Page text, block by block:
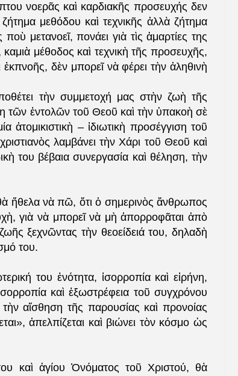
νοερᾶς καὶ καρδιακῆς προσευχής δεν
μεθόδου καὶ τεχνικῆς ἀλλὰ ζήτημα
μετανοεῖ, πονάει γιὰ τὶς ἁμαρτίες της
μέθοδος καὶ τεχνικὴ τῆς προσευχῆς,
δὲν μπορεῖ νὰ φέρει τὴν ἀληθινὴ
τὴν συμμετοχή μας στὴν ζωὴ τῆς
τῶν ἐντολῶν τοῦ Θεοῦ καὶ τὴν ὑπακοὴ σὲ
ἀτομικιστικὴ – ἰδιωτικὴ προσέγγιση τοῦ
λαμβάνει τὴν Χάρι τοῦ Θεοῦ καὶ
του βέβαια συνεργασία καὶ θέληση, τὴν
ἤθελα νὰ πῶ, ὄτι ὁ σημερινὸς ἄνθρωπος
γιὰ νὰ μπορεῖ νὰ μὴ ἀπορροφᾶται ἀπὸ
ξεχνῶντας τὴν θεοείδειά του, δηλαδὴ
του.
του ἑνότητα, ἰσορροπία καὶ εἰρήνη,
καὶ ἐξωστρέφεια τοῦ συγχρόνου
αἴσθηση τῆς παρουσίας καὶ προνοίας
ἀπελπίζεται καὶ βιώνει τὸν κόσμο ὡς
καὶ ἁγίου Ὀνόματος τοῦ Χριστού, θὰ